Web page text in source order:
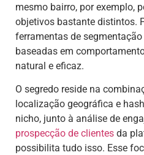
mesmo bairro, por exemplo,
objetivos bastante distintos.
ferramentas de
baseadas em
natural e eficaz.
O segredo reside na
localização geográfica e
nicho, junto à análise de
prospecção de clientes da
possibilita tudo isso. Esse